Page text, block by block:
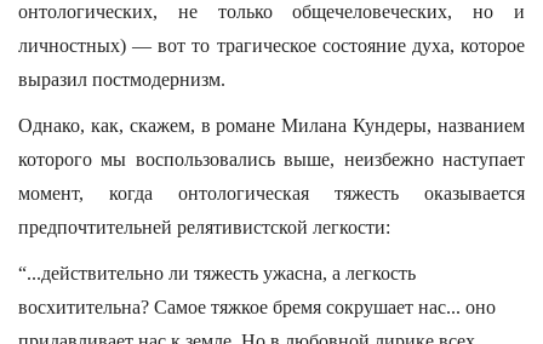
онтологических, не только общечеловеческих, но и
личностных) — вот то трагическое состояние духа, которое
выразил постмодернизм.
Однако, как, скажем, в романе Милана Кундеры, названием
которого мы воспользовались выше, неизбежно наступает
момент, когда онтологическая тяжесть оказывается
предпочтительней релятивистской легкости:
“...действительно ли тяжесть ужасна, а легкость
восхитительна? Самое тяжкое бремя сокрушает нас... оно